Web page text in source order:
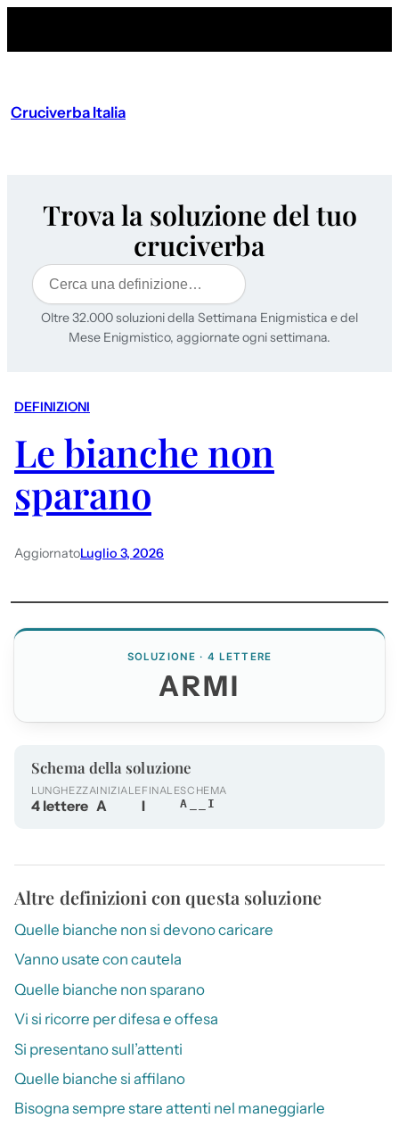
Cruciverba Italia
Trova la soluzione del tuo
cruciverba
Cerca
Oltre 32.000 soluzioni della Settimana Enigmistica e del
Mese Enigmistico, aggiornate ogni settimana.
DEFINIZIONI
Le bianche non
sparano
AggiornatoLuglio 3, 2026
SOLUZIONE · 4 LETTERE
ARMI
Schema della soluzione
LUNGHEZZA
4 lettere
INIZIALE
A
FINALE
I
SCHEMA
A__I
Altre definizioni con questa soluzione
Quelle bianche non si devono caricare
Vanno usate con cautela
Quelle bianche non sparano
Vi si ricorre per difesa e offesa
Si presentano sull’attenti
Quelle bianche si affilano
Bisogna sempre stare attenti nel maneggiarle